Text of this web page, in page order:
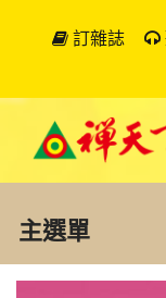
訂雜誌
主選單